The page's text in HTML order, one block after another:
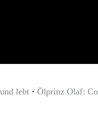
lebt • Ölprinz Olaf: